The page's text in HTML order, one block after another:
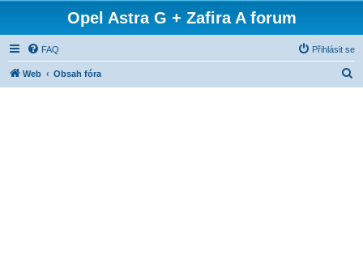
Opel Astra G + Zafira A forum
FAQ Přihlásit se
Web Obsah fóra